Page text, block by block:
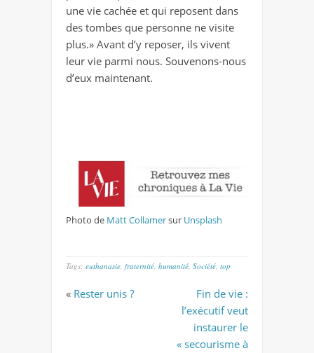
une vie cachée et qui reposent dans
des tombes que personne ne visite
plus.» Avant d’y reposer, ils vivent
leur vie parmi nous. Souvenons-nous
d’eux maintenant.
Photo de Matt Collamersur Unsplash
Tags: euthanasie, fraternité, humanité, Société, top
« Rester unis ?
Fin de vie :
l’exécutif veut
instaurer le
« secourisme à